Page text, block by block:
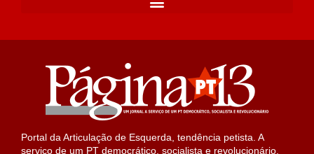
Portal da Articulação de Esquerda, tendência petista. A
serviço de um PT democrático, socialista e revolucionário.